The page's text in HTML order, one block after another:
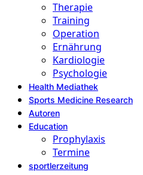
Therapie
Training
Operation
Ernährung
Kardiologie
Psychologie
Health Mediathek
Sports Medicine Research
Autoren
Education
Prophylaxis
Termine
sportlerzeitung